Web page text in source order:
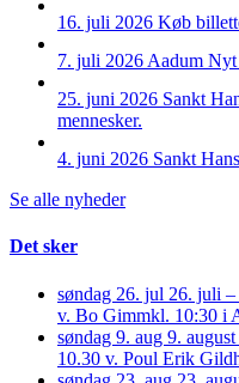
16. juli 2026 Køb
7. juli 2026 Aadum
25. juni 2026 Sankt
mennesker.
4. juni 2026 Sankt
Se alle nyheder
Det sker
søndag 26. jul 26. juli
v. Bo Gimmkl. 10:30 i
søndag 9. aug 9.
10.30 v. Poul Erik